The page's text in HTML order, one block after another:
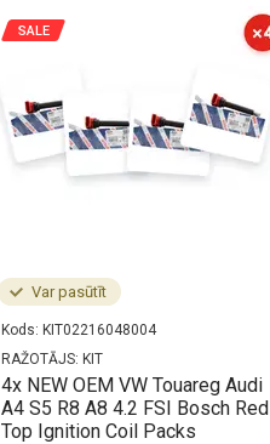
Var pasūtīt
Kods: KIT02216048004
RAŽOTĀJS: KIT
SALE
4x NEW OEM VW Touareg Audi
A4 S5 R8 A8 4.2 FSI Bosch Red
Top Ignition Coil Packs